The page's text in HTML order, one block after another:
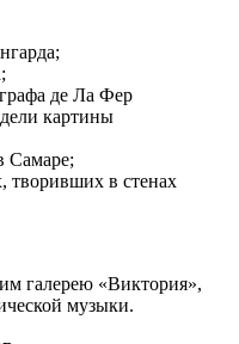
де Ла Фер
картины
Самаре;
творивших в стенах
галерею «Виктория»,
музыки.